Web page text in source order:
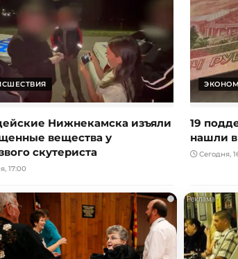
Нижнекамска изъяли
вещества у
скутериста
17:00
19
нашли в
Сегодня,
i